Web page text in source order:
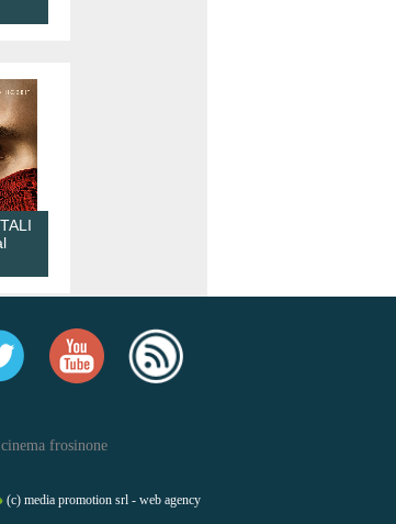
frosinone
(c) media promotion srl - web agency